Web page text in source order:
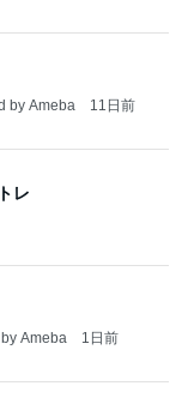
by Ameba 11日前
レ
Ameba 1日前